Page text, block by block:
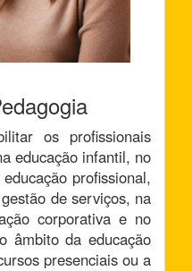
os profissionais
educação infantil, no
profissional,
de serviços, na
corporativa e no
âmbito da educação
presenciais ou a